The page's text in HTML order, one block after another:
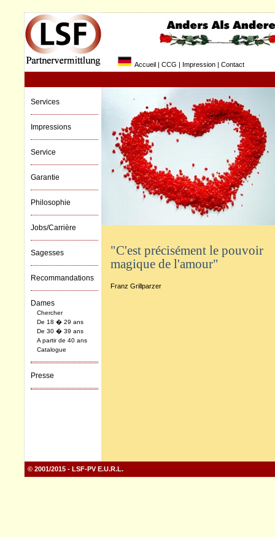
Accueil | CCG | Impression | Contact
Services
Impressions
Service
Garantie
Philosophie
Jobs/Carrière
Sagesses
Recommandations
Dames
Chercher
De 18 � 29 ans
De 30 � 39 ans
A partir de 40 ans
Catalogue
Presse
"C'est précisément le pouvoir
magique de l'amour"
Franz Grillparzer
© 2001/2015 - LSF-PV E.U.R.L.